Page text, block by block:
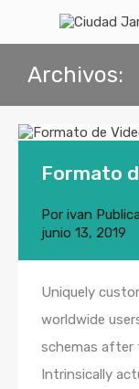
Archivos:
Formato
Por ivan
junio 13, 2019
Uniquely
worldwide
schemas after
Intrinsically